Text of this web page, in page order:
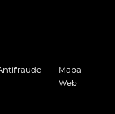
Mapa
Web